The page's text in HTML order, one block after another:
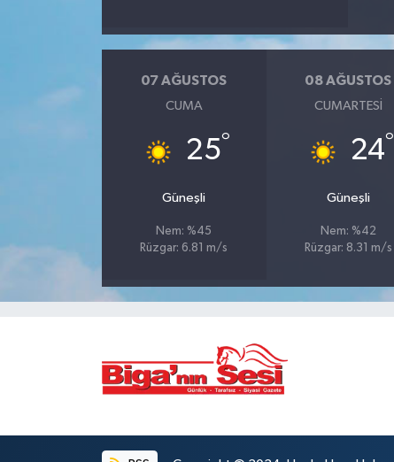
07 AĞUSTOS
CUMA
25°
Güneşli
Nem: %45
Rüzgar: 6.81 m/s
08 AĞUSTOS
CUMARTESI
24°
Güneşli
Nem: %42
Rüzgar: 8.31 m/s
Tarım ve Ekonomi